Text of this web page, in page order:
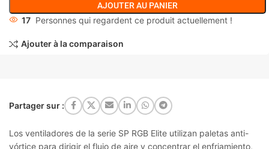
AJOUTER AU PANIER
17 Personnes qui regardent ce produit actuellement !
Ajouter à la comparaison
Partager sur :
Los ventiladores de la serie SP RGB Elite utilizan paletas anti-
vórtice para dirigir el flujo de aire y concentrar el enfriamiento,